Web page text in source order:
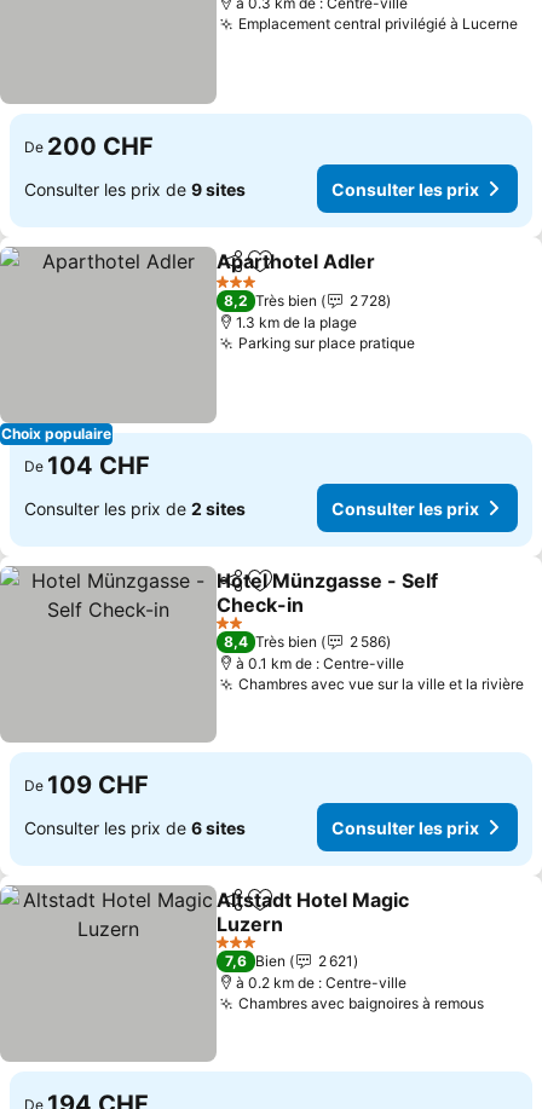
Emplacement central privilégié à Lucerne
De 200 CHF
Consulter les prix de 9 sites Consulter les prix
Choix populaire
PartagerAjouter à mes favoris
Aparthotel Adler
3 Étoiles
8,2 Très bien
2 728
1.3 km de la plage
Parking sur place pratiqueConsulter les
De 104 CHF
Consulter les prix de 2 sites Consulter les prix
PartagerAjouter à mes favoris
Hotel Münzgasse - Self
Check-in
Consulter les prix
2 Étoiles
8,4 Très bien
2 586
à 0.1 km de : Centre-ville
Chambres avec vue sur la ville et la rivière
De 109 CHF
Consulter les prix de 6 sites Consulter les prix
PartagerAjouter à mes favoris
Altstadt Hotel Magic
Luzern
Consulter les prix
3 Étoiles
7,6 Bien
2 621
à 0.2 km de : Centre-ville
Chambres avec baignoires à remous
De